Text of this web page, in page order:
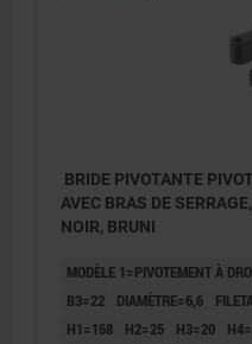
BRIDE PIVOTANTE
AVEC BRAS DE
NOIR, BRUNI
MODÈLE 1=PIVOTEMENT À
B3=22
DIAMÈTRE=6,6
H1=168
H2=25 H3=20